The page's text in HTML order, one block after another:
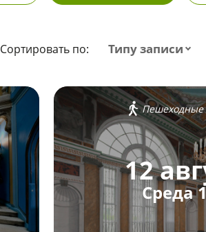
Сортировать по: Типу записи
Пешеходные
12
Среда